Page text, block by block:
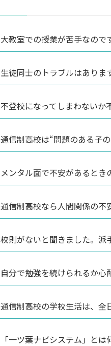
大教室での授業が苦手なので
生徒同士のトラブルはありま
不登校になってしまわないか
通信制高校は“問題のある子
メンタル面で不安があるとき
通信制高校なら人間関係の不
校則がないと聞きました。派
自分で勉強を続けられるか心
通信制高校の学校生活は、全
「一ツ葉ナビシステム」とは